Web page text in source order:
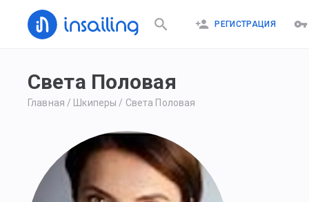
РЕГИСТРАЦИЯ
Света Половая
Главная / Шкиперы / Света Половая